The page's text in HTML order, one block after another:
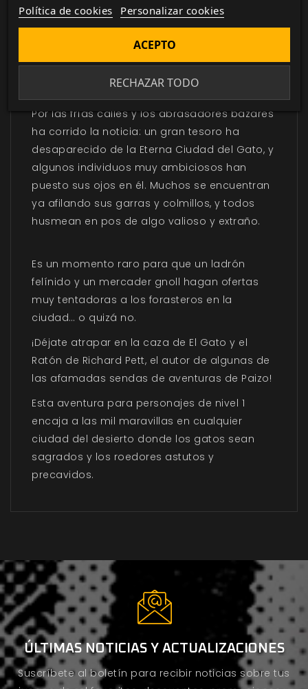
DESCRIPCIÓN ▼
Por las frías calles y los abrasadores bazares
ha corrido la noticia: un gran tesoro ha
desaparecido de la Eterna Ciudad del Gato, y
algunos individuos muy ambiciosos han
puesto sus ojos en él. Muchos se encuentran
ya afilando sus garras y colmillos, y todos
husmean en pos de algo valioso y extraño.
Es un momento raro para que un ladrón
felínido y un mercader gnoll hagan ofertas
muy tentadoras a los forasteros en la
ciudad… o quizá no.
¡Déjate atrapar en la caza de El Gato y el
Ratón de Richard Pett, el autor de algunas de
las afamadas sendas de aventuras de Paizo!
Esta aventura para personajes de nivel 1
encaja a las mil maravillas en cualquier
ciudad del desierto donde los gatos sean
sagrados y los roedores astutos y
precavidos.
ÚLTIMAS NOTICIAS Y ACTUALIZACIONES
Suscríbete al boletín para recibir noticias sobre tus
Política de cookies Personalizar cookies
RECHAZAR TODO
ACEPTO